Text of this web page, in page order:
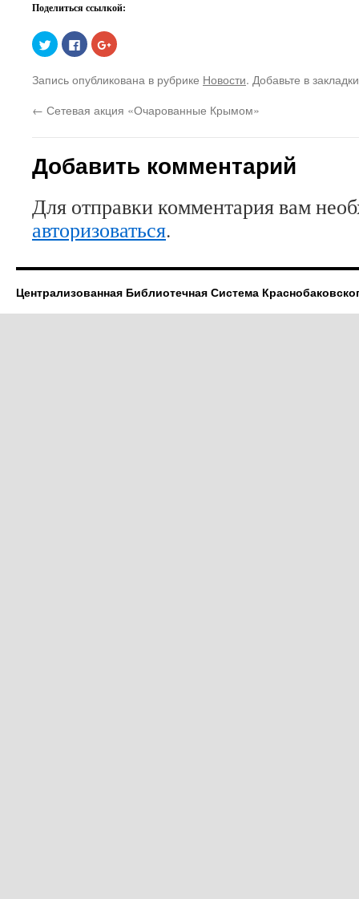
Поделиться ссылкой:
Нажмите,
чтобы
поделиться
Twitter
(Открывается
новом
окне)
Нажмите
здесь,
чтобы
контентом
на
(Открывается
в
окне)
Нажмите,
чтобы
Google+
(Открывается
новом
окне)
Запись опубликована в рубрике Новости. Добавьте в
← Сетевая акция «Очарованные Крымом»
Добавить комментарий
Для отправки комментария вам
авторизоваться.
Централизованная Библиотечная Система